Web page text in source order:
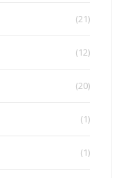
(21)
(12)
(20)
(1)
(1)